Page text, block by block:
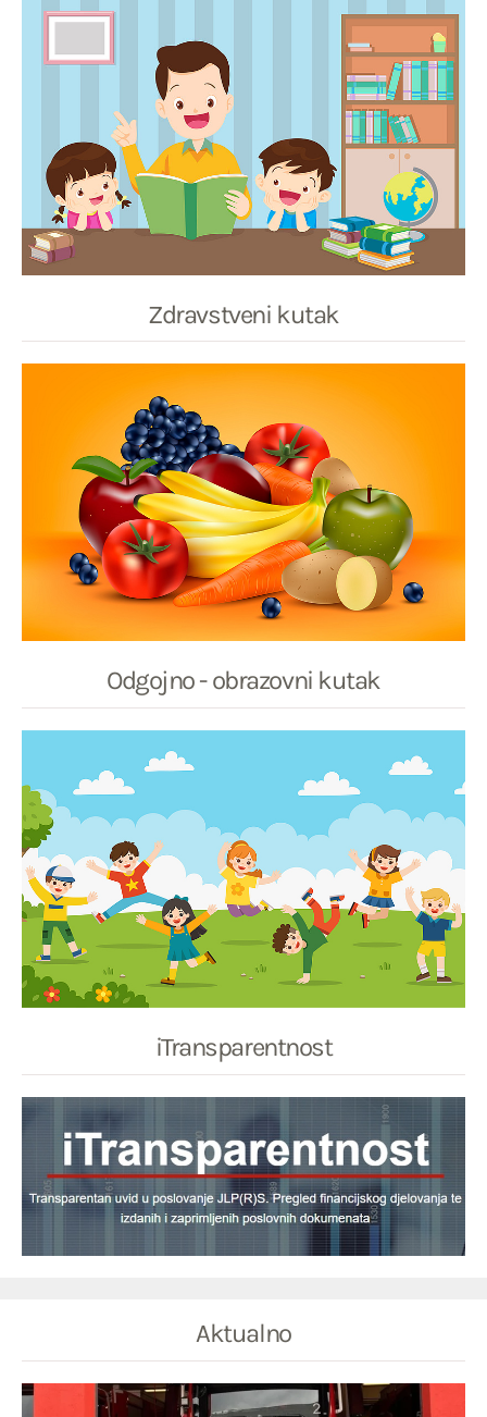
Zdravstveni kutak
Odgojno - obrazovni kutak
iTransparentnost
Aktualno